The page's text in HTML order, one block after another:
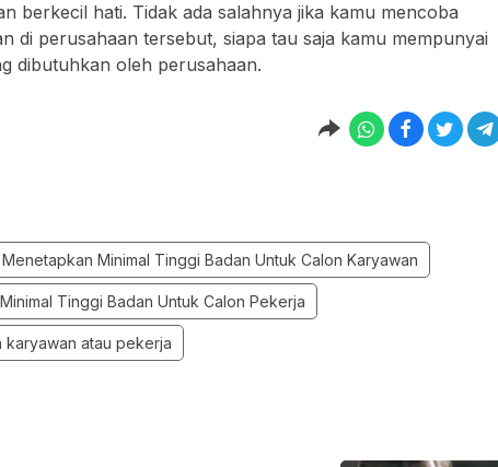
berkecil hati. Tidak ada salahnya jika kamu mencoba
di perusahaan tersebut, siapa tau saja kamu mempunyai
dibutuhkan oleh perusahaan.
Minimal Tinggi Badan Untuk Calon Karyawan
Tinggi Badan Untuk Calon Pekerja
karyawan atau pekerja